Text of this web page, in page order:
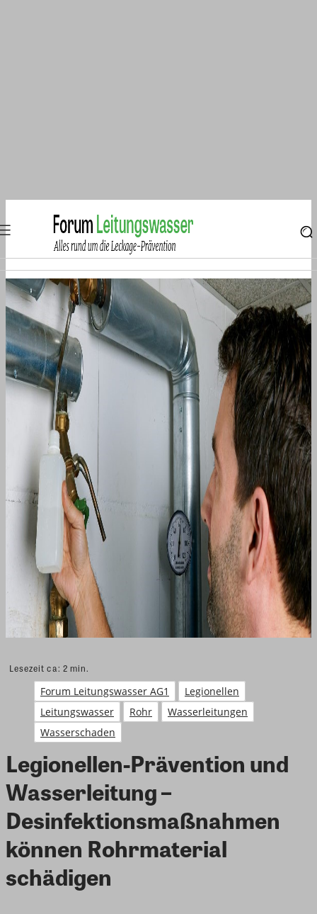
Lesezeit ca: 2 min.
Forum Leitungswasser AG1
Legionellen
Leitungswasser
Rohr
Wasserleitungen
Wasserschaden
Legionellen-Prävention und
Wasserleitung –
Desinfektionsmaßnahmen
können Rohrmaterial
schädigen